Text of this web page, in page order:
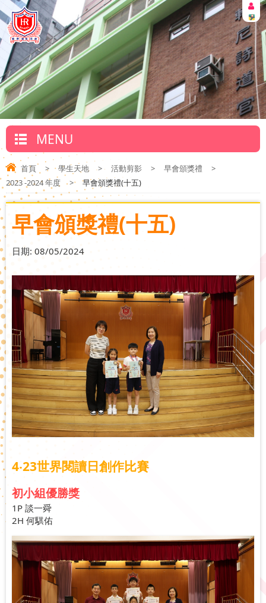
MENU
首頁 > 學生天地 > 活動剪影 > 早會頒獎禮
>
2023 -2024 年度
> 早會頒獎禮(十五)
早會頒獎禮(十五)
日期: 08/05/2024
4‧23世界閱讀日創作比賽
初小組優勝獎
1P 談一舜
2H 何騏佑